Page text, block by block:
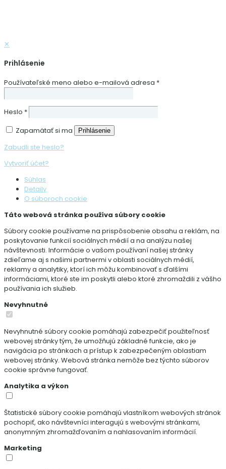
✕
Prihlásenie
Používateľské meno alebo e-mailová adresa *
Heslo *
Zapamätať si ma
Prihlásenie
Zabudli ste heslo?
Vytvoriť účet?
Súhlas
Detaily
O súboroch cookie
Táto webová stránka používa súbory cookie
Súbory cookie používame na prispôsobenie obsahu a reklám, na
poskytovanie funkcií sociálnych médií a na analýzu našej
návštevnosti. Informácie o vašom používaní našej stránky
zdieľame aj s našimi partnermi v oblasti sociálnych médií,
reklamy a analytiky, ktorí ich môžu kombinovať s ďalšími
informáciami, ktoré ste im poskytli alebo ktoré zhromaždili z vášho
používania ich služieb.
Nevyhnutné
Nevyhnutné súbory cookie pomáhajú zabezpečiť použiteľnosť
webovej stránky tým, že umožňujú základné funkcie, ako je
navigácia po stránkach a prístup k zabezpečeným oblastiam
webovej stránky. Webová stránka nemôže bez týchto súborov
cookie správne fungovať.
Analytika a výkon
Štatistické súbory cookie pomáhajú vlastníkom webových stránok
pochopiť, ako návštevníci interagujú s webovými stránkami,
anonymným zhromažďovaním a nahlasovaním informácií.
Marketing